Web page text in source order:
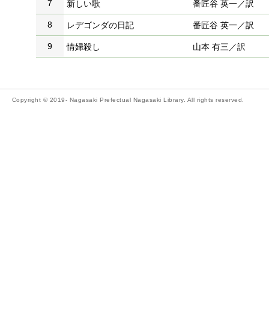
7 新しい歌 番匠谷 英一／訳
8 レデゴンダの日記 番匠谷 英一／訳
9 情婦殺し 山本 有三／訳
Copyright © 2019- Nagasaki Prefectual Nagasaki Library. All rights reserved.